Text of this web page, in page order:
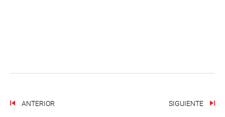
ANTERIOR SIGUIENTE